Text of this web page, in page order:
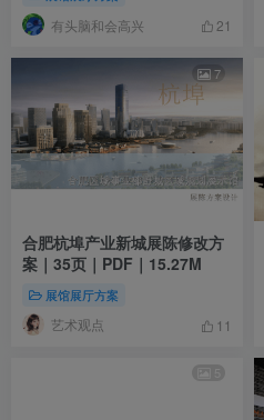
有头脑和会高兴 21
7
合肥杭埠产业新城展陈修改方
案｜35页｜PDF｜15.27M
展馆展厅方案
艺术观点 11